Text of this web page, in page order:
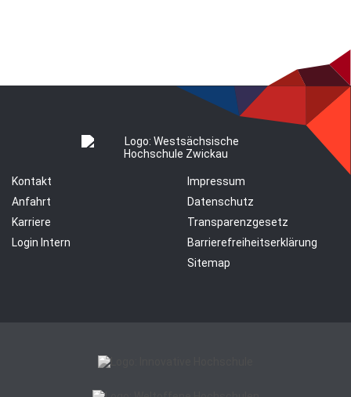
Kontakt
Anfahrt
Karriere
Login Intern
Impressum
Datenschutz
Transparenzgesetz
Barrierefreiheitserklärung
Sitemap